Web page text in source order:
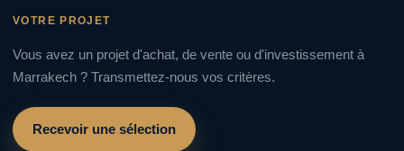
VOTRE PROJET
Vous avez un projet d'achat, de vente ou d'investissement à
Marrakech ? Transmettez-nous vos critères.
Recevoir une sélection